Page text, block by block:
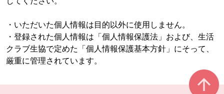
・いただいた個人情報は目的以外に使用しません。
・登録された個人情報は「個人情報保護法」および、生活
クラブ生協で定めた「個人情報保護基本方針」にそって、
厳重に管理されています。